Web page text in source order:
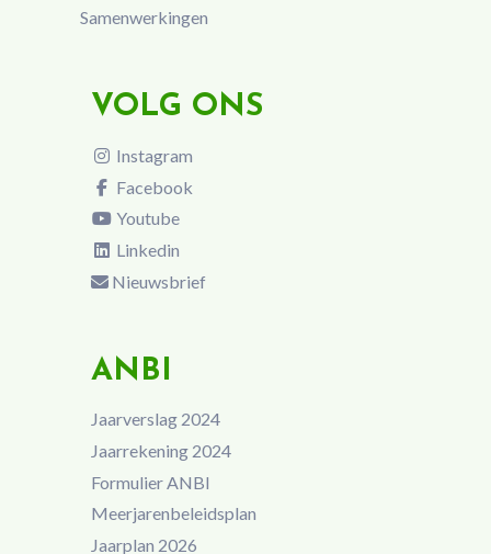
Samenwerkingen
VOLG ONS
Instagram
Facebook
Youtube
Linkedin
Nieuwsbrief
ANBI
Jaarverslag 2024
Jaarrekening 2024
Formulier ANBI
Meerjarenbeleidsplan
Jaarplan 2026